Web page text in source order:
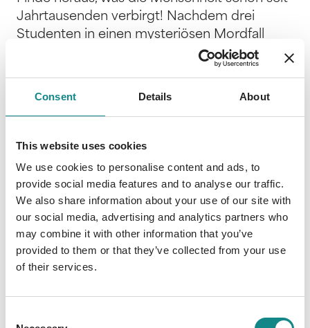
Consent Details About
This website uses cookies
We use cookies to personalise content and ads, to
provide social media features and to analyse our traffic.
We also share information about your use of our site with
our social media, advertising and analytics partners who
may combine it with other information that you’ve
provided to them or that they’ve collected from your use
of their services.
Jahrtausenden verbirgt! Nachdem drei
Studenten in einen mysteriösen Mordfall
verwickelt werden, stellen sie schon bald fest,
nicht verschließen. Plötzlich werden sie mit
Gestalten der sumerischen Mythologie
konfrontiert und müssen ihrem Schicksal
folgen, welches sie immer weiter in die
magische Welt von Göttern und Dämonen
zieht!